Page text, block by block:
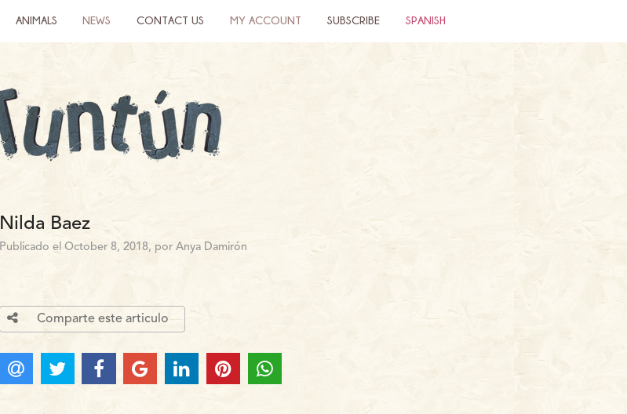
ANIMALS NEWS CONTACT US MY ACCOUNT SUBSCRIBE SPANISH
Nilda Baez
Publicado el October 8, 2018, por Anya Damirón
Comparte este articulo